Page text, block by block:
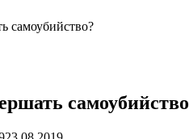
самоубийство?